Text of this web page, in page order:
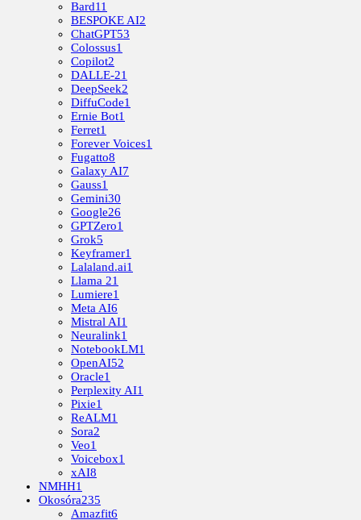
Bard11
BESPOKE AI2
ChatGPT53
Colossus1
Copilot2
DALLE-21
DeepSeek2
DiffuCode1
Ernie Bot1
Ferret1
Forever Voices1
Fugatto8
Galaxy AI7
Gauss1
Gemini30
Google26
GPTZero1
Grok5
Keyframer1
Lalaland.ai1
Llama 21
Lumiere1
Meta AI6
Mistral AI1
Neuralink1
NotebookLM1
OpenAI52
Oracle1
Perplexity AI1
Pixie1
ReALM1
Sora2
Veo1
Voicebox1
xAI8
NMHH1
Okosóra235
Amazfit6